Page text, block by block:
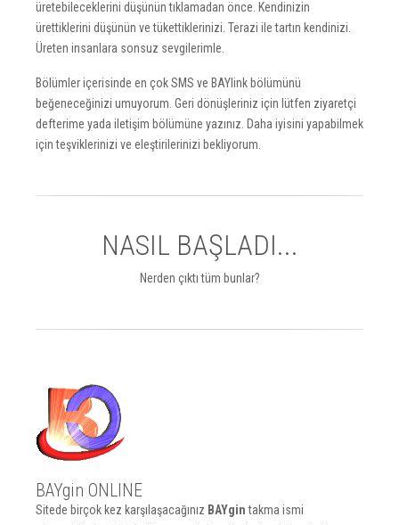
üretebileceklerini düşünün tıklamadan önce. Kendinizin
ürettiklerini düşünün ve tükettiklerinizi. Terazi ile tartın kendinizi.
Üreten insanlara sonsuz sevgilerimle.
Bölümler içerisinde en çok SMS ve BAYlink bölümünü
beğeneceğinizi umuyorum. Geri dönüşleriniz için lütfen ziyaretçi
defterime yada iletişim bölümüne yazınız. Daha iyisini yapabilmek
için teşviklerinizi ve eleştirilerinizi bekliyorum.
NASIL BAŞLADI...
Nerden çıktı tüm bunlar?
BAYgin ONLINE
Sitede birçok kez karşılaşacağınız BAYgintakma ismi